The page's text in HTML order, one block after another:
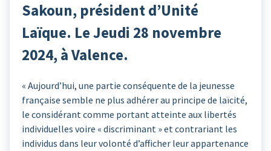
Sakoun, président d’Unité
Laïque. Le Jeudi 28 novembre
2024, à Valence.
« Aujourd’hui, une partie conséquente de la jeunesse
française semble ne plus adhérer au principe de laïcité,
le considérant comme portant atteinte aux libertés
individuelles voire « discriminant » et contrariant les
individus dans leur volonté d’afficher leur appartenance